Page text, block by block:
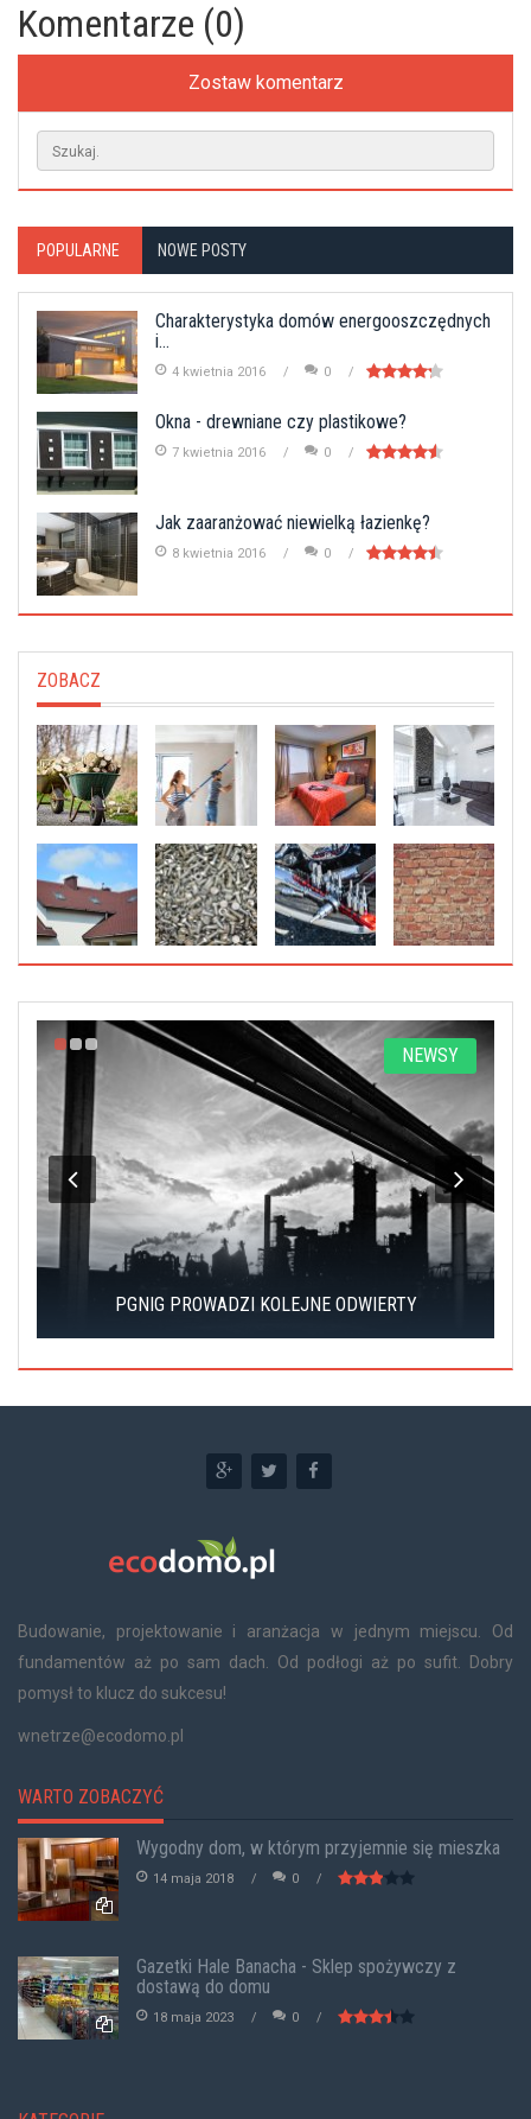
Komentarze (0)
Zostaw komentarz
POPULARNE NOWE POSTY
Charakterystyka domów energooszczędnych
i...
4 kwietnia 2016 0
Okna - drewniane czy plastikowe?
7 kwietnia 2016 0
Jak zaaranżować niewielką łazienkę?
8 kwietnia 2016 0
ZOBACZ
NEWSY
PGNIG PROWADZI KOLEJNE ODWIERTY
Budowanie, projektowanie i aranżacja w jednym miejscu. Od
fundamentów aż po sam dach. Od podłogi aż po sufit. Dobry
pomysł to klucz do sukcesu!
wnetrze@ecodomo.pl
WARTO ZOBACZYĆ
Wygodny dom, w którym przyjemnie się mieszka
14 maja 2018 0
Gazetki Hale Banacha - Sklep spożywczy z
dostawą do domu
18 maja 2023 0